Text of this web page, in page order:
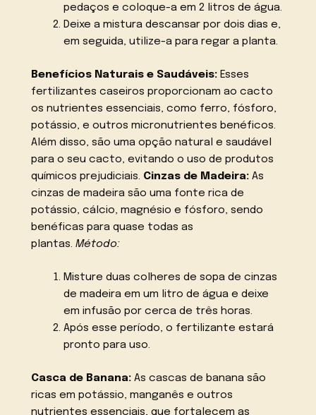
pedaços e coloque-a em 2 litros de água.
Deixe a mistura descansar por dois dias e,
em seguida, utilize-a para regar a planta.
Benefícios Naturais e Saudáveis: Esses
fertilizantes caseiros proporcionam ao cacto
os nutrientes essenciais, como ferro, fósforo,
potássio, e outros micronutrientes benéficos.
Além disso, são uma opção natural e saudável
para o seu cacto, evitando o uso de produtos
químicos prejudiciais. Cinzas de Madeira: As
cinzas de madeira são uma fonte rica de
potássio, cálcio, magnésio e fósforo, sendo
benéficas para quase todas as
plantas.Método:
Misture duas colheres de sopa de cinzas
de madeira em um litro de água e deixe
em infusão por cerca de três horas.
Após esse período, o fertilizante estará
pronto para uso.
Casca de Banana: As cascas de banana são
ricas em potássio, manganês e outros
nutrientes essenciais, que fortalecem as